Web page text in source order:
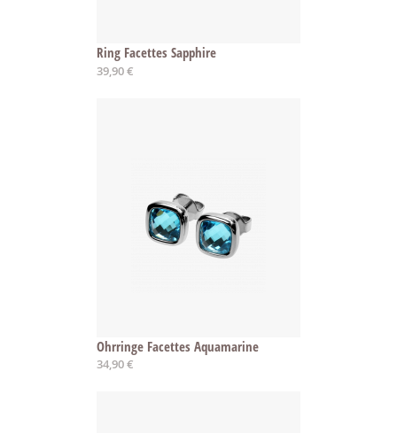
Ring Facettes Sapphire
39,90 €
Ohrringe Facettes Aquamarine
34,90 €